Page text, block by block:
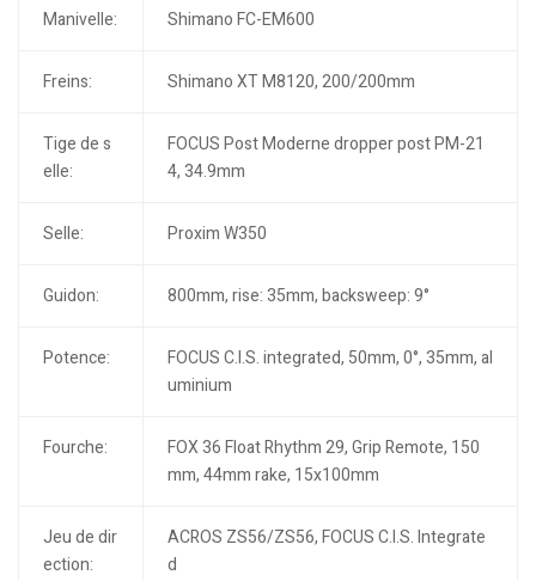
Manivelle: Shimano FC-EM600
Freins: Shimano XT M8120, 200/200mm
Tige de s
elle:
FOCUS Post Moderne dropper post PM-21
4, 34.9mm
Selle: Proxim W350
Guidon: 800mm, rise: 35mm, backsweep: 9°
Potence:
FOCUS C.I.S. integrated, 50mm, 0°, 35mm, al
uminium
Fourche:
FOX 36 Float Rhythm 29, Grip Remote, 150
mm, 44mm rake, 15x100mm
Jeu de dir
ection:
ACROS ZS56/ZS56, FOCUS C.I.S. Integrate
d